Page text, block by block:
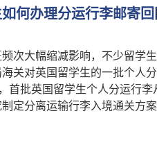
何办理分运行李邮寄回
次大幅缩减影响，不少留学
关对英国留学生的一批个人
首批英国留学生个人分运行
定分离运输行李入境通关方